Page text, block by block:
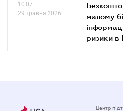
10.07
29 травня 2026
малому
ризики в
Центр